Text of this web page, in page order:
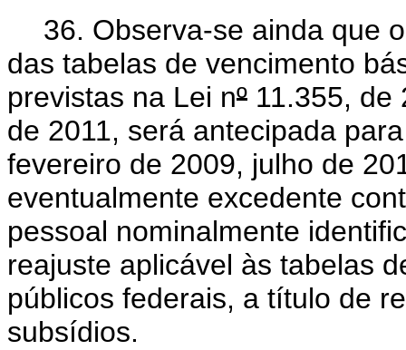
36. Observa-se ainda que
das tabelas de vencimento
previstas na Lei nº 11.355, de
de 2011, será antecipada
fevereiro de 2009, julho de
eventualmente excedente
pessoal nominalmente
reajuste aplicável às tabelas
públicos federais, a título de
subsídios.